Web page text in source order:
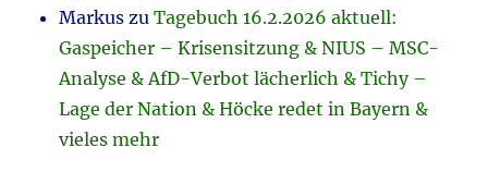
Markus zuTagebuch 16.2.2026 aktuell:
Gaspeicher – Krisensitzung & NIUS – MSC-
Analyse & AfD-Verbot lächerlich & Tichy –
Lage der Nation & Höcke redet in Bayern &
vieles mehr